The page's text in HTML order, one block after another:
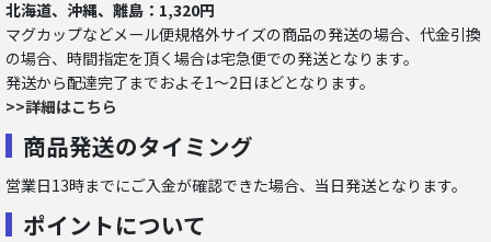
北海道、沖縄、離島：1,320円
マグカップなどメール便規格外サイズの商品の発送の場合、代金引換
の場合、時間指定を頂く場合は宅急便での発送となります。
発送から配達完了までおよそ1～2日ほどとなります。
>>詳細はこちら
商品発送のタイミング
営業日13時までにご入金が確認できた場合、当日発送となります。
ポイントについて